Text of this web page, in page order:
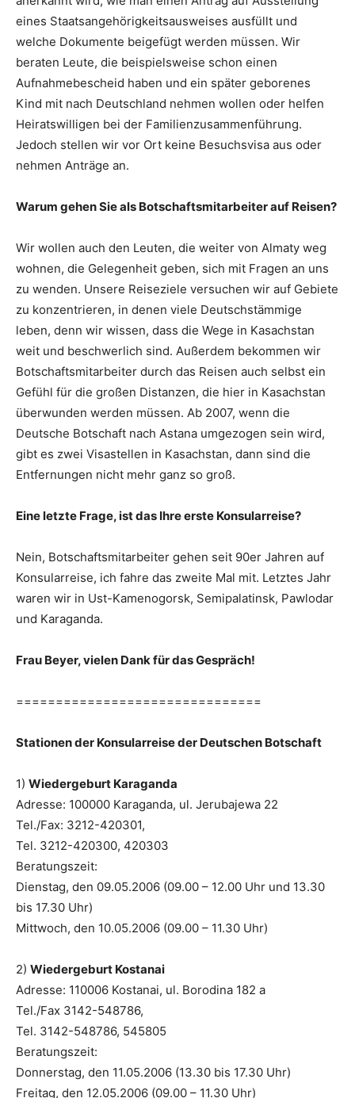
eines Staatsangehörigkeitsausweises ausfüllt und
welche Dokumente beigefügt werden müssen. Wir
beraten Leute, die beispielsweise schon einen
Aufnahmebescheid haben und ein später geborenes
Kind mit nach Deutschland nehmen wollen oder helfen
Heiratswilligen bei der Familienzusammenführung.
Jedoch stellen wir vor Ort keine Besuchsvisa aus oder
nehmen Anträge an.
Warum gehen Sie als Botschaftsmitarbeiter auf Reisen?
Wir wollen auch den Leuten, die weiter von Almaty weg
wohnen, die Gelegenheit geben, sich mit Fragen an uns
zu wenden. Unsere Reiseziele versuchen wir auf Gebiete
zu konzentrieren, in denen viele Deutschstämmige
leben, denn wir wissen, dass die Wege in Kasachstan
weit und beschwerlich sind. Außerdem bekommen wir
Botschaftsmitarbeiter durch das Reisen auch selbst ein
Gefühl für die großen Distanzen, die hier in Kasachstan
überwunden werden müssen. Ab 2007, wenn die
Deutsche Botschaft nach Astana umgezogen sein wird,
gibt es zwei Visastellen in Kasachstan, dann sind die
Entfernungen nicht mehr ganz so groß.
Eine letzte Frage, ist das Ihre erste Konsularreise?
Nein, Botschaftsmitarbeiter gehen seit 90er Jahren auf
Konsularreise, ich fahre das zweite Mal mit. Letztes Jahr
waren wir in Ust-Kamenogorsk, Semipalatinsk, Pawlodar
und Karaganda.
Frau Beyer, vielen Dank für das Gespräch!
===============================
Stationen der Konsularreise der Deutschen Botschaft
1) Wiedergeburt Karaganda
Adresse: 100000 Karaganda, ul. Jerubajewa 22
Tel./Fax: 3212-420301,
Tel. 3212-420300, 420303
Beratungszeit:
Dienstag, den 09.05.2006 (09.00 – 12.00 Uhr und 13.30
bis 17.30 Uhr)
Mittwoch, den 10.05.2006 (09.00 – 11.30 Uhr)
2) Wiedergeburt Kostanai
Adresse: 110006 Kostanai, ul. Borodina 182 a
Tel./Fax 3142-548786,
Tel. 3142-548786, 545805
Beratungszeit:
Donnerstag, den 11.05.2006 (13.30 bis 17.30 Uhr)
Freitag, den 12.05.2006 (09.00 – 11.30 Uhr)